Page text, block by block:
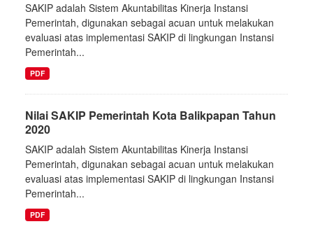
SAKIP adalah Sistem Akuntabilitas Kinerja Instansi
Pemerintah, digunakan sebagai acuan untuk melakukan
evaluasi atas implementasi SAKIP di lingkungan Instansi
Pemerintah...
PDF
Nilai SAKIP Pemerintah Kota Balikpapan Tahun
2020
SAKIP adalah Sistem Akuntabilitas Kinerja Instansi
Pemerintah, digunakan sebagai acuan untuk melakukan
evaluasi atas implementasi SAKIP di lingkungan Instansi
Pemerintah...
PDF